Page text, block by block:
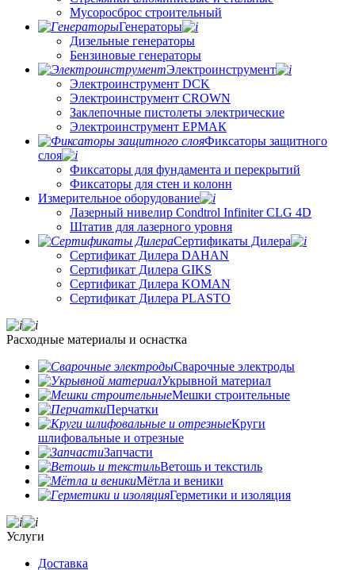
Мусоросброс строительный
Генераторы
Дизельные генераторы
Бензиновые генераторы
Электроинструмент
Электроинструмент DCK
Электроинструмент CROWN
Заклепочные пистолеты электрические
Электроинструмент ЕРМАК
Фиксаторы защитного
слоя
Фиксаторы для фундамента и перекрытий
Фиксаторы для стен и колонн
Измерительное оборудование
Лазерный нивелир Condtrol Infiniter CLG 4D
Штатив для лазерного уровня
Сертификаты Дилера
Сертификат Дилера DAHAN
Сертификат Дилера GIKS
Сертификат Дилера KOMAN
Сертификат Дилера PLASTO
Расходные материалы и оснастка
Сварочные электроды
Укрывной материал
Мешки строительные
Перчатки
Круги
шлифовальные и отрезные
Запчасти
Ветошь и текстиль
Мётла и веники
Герметики и изоляция
Услуги
Доставка